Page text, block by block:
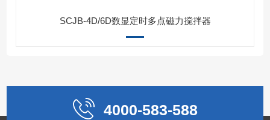
SCJB-4D/6D数显定时多点磁力搅拌器
4000-583-588